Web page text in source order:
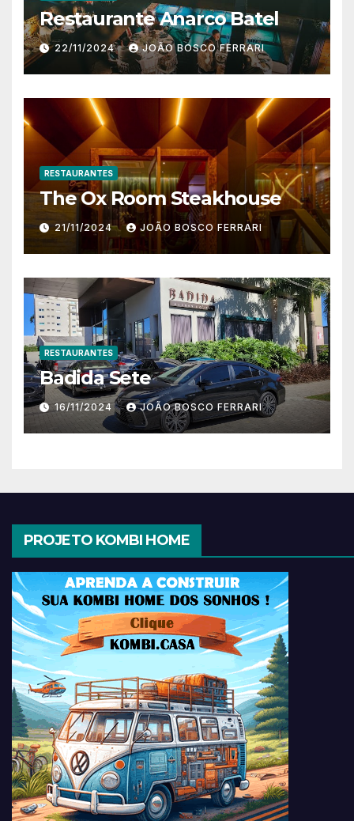
Restaurante Anarco Batel
22/11/2024 JOÃO BOSCO FERRARI
RESTAURANTES
The Ox Room Steakhouse
21/11/2024 JOÃO BOSCO FERRARI
RESTAURANTES
Badida Sete
16/11/2024 JOÃO BOSCO FERRARI
PROJETO KOMBI HOME